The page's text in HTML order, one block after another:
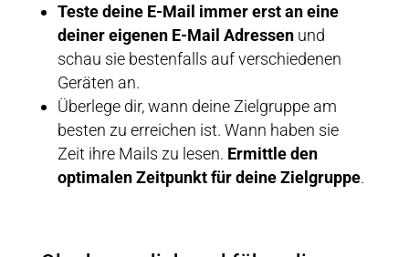
Teste deine E-Mail immer erst an eine
deiner eigenen E-Mail Adressenund
schau sie bestenfalls auf verschiedenen
Geräten an.
Überlege dir, wann deine Zielgruppe am
besten zu erreichen ist. Wann haben sie
Zeit ihre Mails zu lesen. Ermittle den
optimalen Zeitpunkt für deine Zielgruppe.